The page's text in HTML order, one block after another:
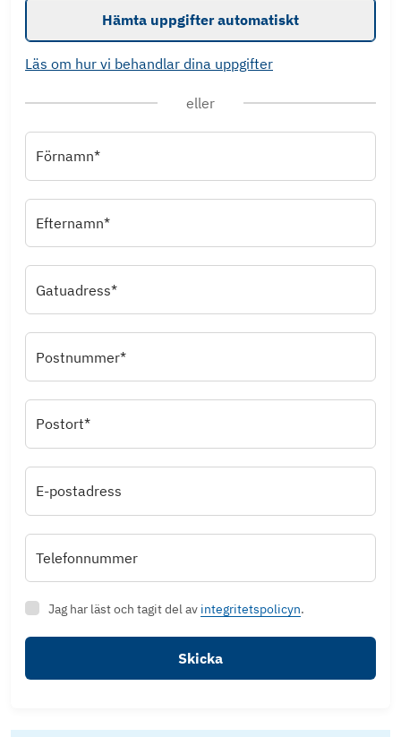
Hämta uppgifter automatiskt
Läs om hur vi behandlar dina uppgifter
eller
Förnamn*
Efternamn*
Gatuadress*
Postnummer*
Postort*
E-postadress
Telefonnummer
Jag har läst och tagit del av integritetspolicyn.
Skicka